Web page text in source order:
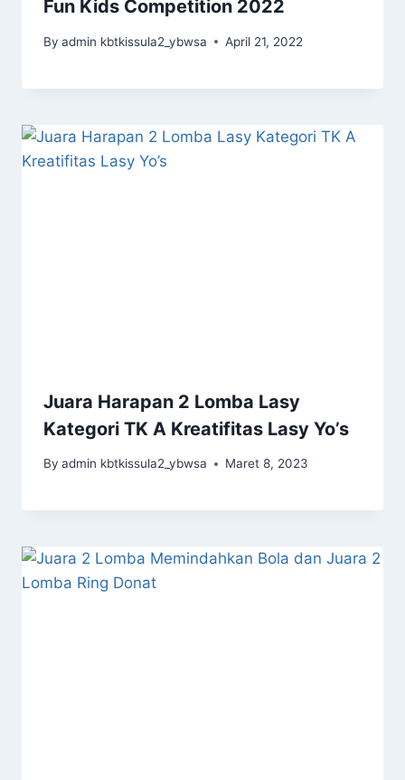
Fun Kids Competition 2022
By admin kbtkissula2_ybwsa April 21, 2022
Juara Harapan 2 Lomba Lasy
Kategori TK A Kreatifitas Lasy Yo’s
By admin kbtkissula2_ybwsa Maret 8, 2023